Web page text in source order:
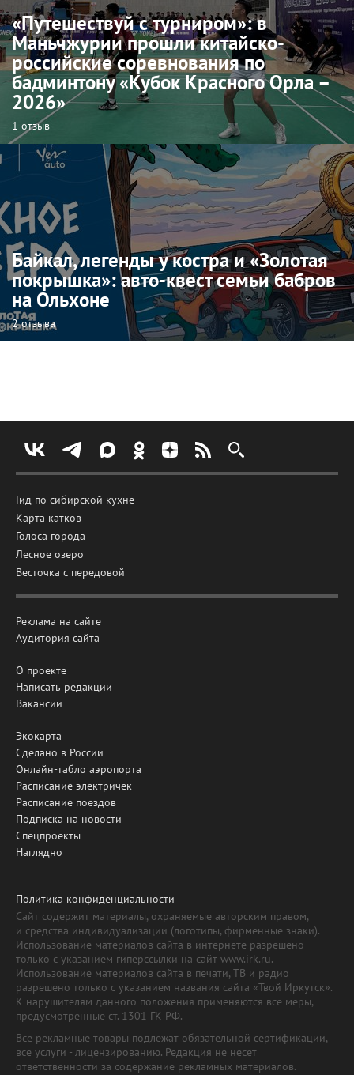
«Путешествуй с турниром»: в
Маньчжурии прошли китайско-
российские соревнования по
бадминтону «Кубок Красного Орла –
2026»
1 отзыв
Байкал, легенды у костра и «Золотая
покрышка»: авто-квест семьи бабров
на Ольхоне
2 отзыва
Гид по сибирской кухне
Карта катков
Голоса города
Лесное озеро
Весточка с передовой
Реклама на сайте
Аудитория сайта
О проекте
Написать редакции
Вакансии
Экокарта
Сделано в России
Онлайн-табло аэропорта
Расписание электричек
Расписание поездов
Подписка на новости
Спецпроекты
Наглядно
Политика конфиденциальности
Сайт содержит материалы, охраняемые авторским правом,
и средства индивидуализации (логотипы, фирменные знаки).
Использование материалов сайта в интернете разрешено
только с указанием гиперссылки на сайт www.irk.ru.
Использование материалов сайта в печати, ТВ и радио
разрешено только с указанием названия сайта «Твой Иркутск».
К нарушителям данного положения применяются все меры,
предусмотренные ст. 1301 ГК РФ.
Все рекламные товары подлежат обязательной сертификации,
все услуги - лицензированию. Редакция не несет
ответственности за содержание рекламных материалов.